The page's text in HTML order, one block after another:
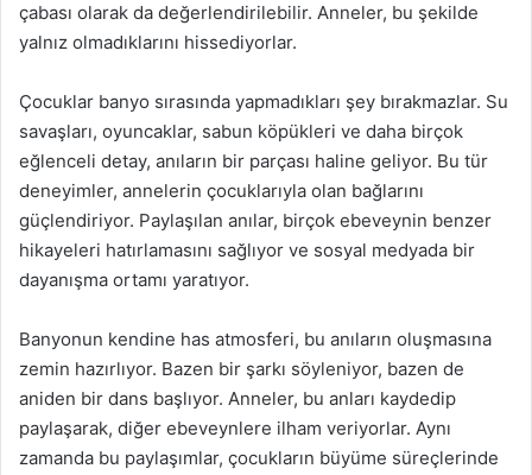
çabası olarak da değerlendirilebilir. Anneler, bu şekilde
yalnız olmadıklarını hissediyorlar.
Çocuklar banyo sırasında yapmadıkları şey bırakmazlar. Su
savaşları, oyuncaklar, sabun köpükleri ve daha birçok
eğlenceli detay, anıların bir parçası haline geliyor. Bu tür
deneyimler, annelerin çocuklarıyla olan bağlarını
güçlendiriyor. Paylaşılan anılar, birçok ebeveynin benzer
hikayeleri hatırlamasını sağlıyor ve sosyal medyada bir
dayanışma ortamı yaratıyor.
Banyonun kendine has atmosferi, bu anıların oluşmasına
zemin hazırlıyor. Bazen bir şarkı söyleniyor, bazen de
aniden bir dans başlıyor. Anneler, bu anları kaydedip
paylaşarak, diğer ebeveynlere ilham veriyorlar. Aynı
zamanda bu paylaşımlar, çocukların büyüme süreçlerinde